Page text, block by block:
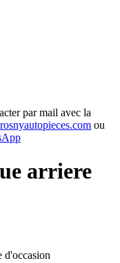
par mail avec la
ou
arriere
d'occasion